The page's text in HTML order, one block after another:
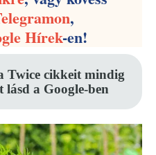
,
Hírek-en!
Twice cikkeit mindig
lásd a Google-ben